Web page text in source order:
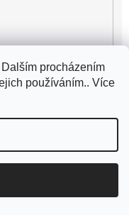
procházením
používáním.. Více